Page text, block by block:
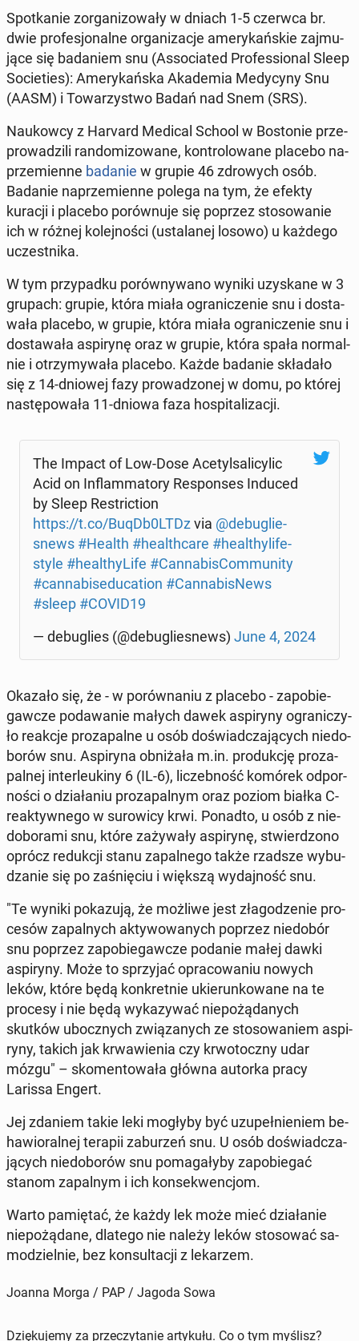
Spo­tka­nie zor­ga­ni­zo­wa­ły w dniach 1-5 czerwca br.
dwie pro­fe­sjo­nal­ne or­ga­ni­za­cje ame­ry­kań­skie zaj­mu­
ją­ce się ba­da­niem snu (As­so­cia­ted Pro­fes­sio­nal Sleep
So­cie­ties): Ame­ry­kań­ska Aka­de­mia Me­dy­cy­ny Snu
(AASM) i To­wa­rzy­stwo Badań nad Snem (SRS).
Na­ukow­cy z Harvard Medical School w Bo­sto­nie prze­
pro­wa­dzi­li ran­do­mi­zo­wa­ne, kon­tro­lo­wa­ne placebo na­
prze­mien­ne badanie w grupie 46 zdro­wych osób.
Badanie na­prze­mien­ne polega na tym, że efekty
kuracji i placebo po­rów­nu­je się poprzez sto­so­wa­nie
ich w różnej ko­lej­no­ści (usta­la­nej losowo) u każdego
uczest­ni­ka.
W tym przy­pad­ku po­rów­ny­wa­no wyniki uzy­ska­ne w 3
grupach: grupie, która miała ogra­ni­cze­nie snu i do­sta­
wa­ła placebo, w grupie, która miała ogra­ni­cze­nie snu i
do­sta­wa­ła aspi­ry­nę oraz w grupie, która spała nor­mal­
nie i otrzy­my­wa­ła placebo. Każde badanie skła­da­ło
się z 14-dniowej fazy pro­wa­dzo­nej w domu, po której
na­stę­po­wa­ła 11-dniowa faza ho­spi­ta­li­za­cji.
The Impact of Low-Dose Ace­tyl­sa­li­cy­lic
Acid on In­flam­ma­to­ry Re­spon­ses Induced
by Sleep Re­stric­tion
https://t.co/BuqDb0LTDz via @de­bu­glie­
snews #Health #he­al­th­ca­re #he­al­thy­li­fe­
sty­le #he­al­thy­Li­fe #Can­na­bi­sCom­mu­ni­ty
#can­na­bi­se­du­ca­tion #Can­na­bi­sNews
#sleep #COVID19
— de­bu­glies (@de­bu­glie­snews) June 4, 2024
Okazało się, że - w po­rów­na­niu z placebo - za­po­bie­
gaw­cze po­da­wa­nie małych dawek aspi­ry­ny ogra­ni­czy­
ło reakcje pro­za­pal­ne u osób do­świad­cza­ją­cych nie­do­
bo­rów snu. Aspi­ry­na ob­ni­ża­ła m.in. pro­duk­cję pro­za­
pal­nej in­ter­leu­ki­ny 6 (IL-6), li­czeb­ność komórek od­por­
no­ści o dzia­ła­niu pro­za­pal­nym oraz poziom białka C-
re­ak­tyw­ne­go w su­ro­wi­cy krwi. Ponadto, u osób z nie­
do­bo­ra­mi snu, które za­ży­wa­ły aspi­ry­nę, stwier­dzo­no
oprócz re­duk­cji stanu za­pal­ne­go także rzadsze wy­bu­
dza­nie się po za­śnię­ciu i większą wy­daj­ność snu.
"Te wyniki po­ka­zu­ją, że możliwe jest zła­go­dze­nie pro­
ce­sów za­pal­nych ak­ty­wo­wa­nych poprzez nie­do­bór
snu poprzez za­po­bie­gaw­cze podanie małej dawki
aspi­ry­ny. Może to sprzy­jać opra­co­wa­niu nowych
leków, które będą kon­kret­nie ukie­run­ko­wa­ne na te
procesy i nie będą wy­ka­zy­wać nie­po­żą­da­nych
skutków ubocz­nych zwią­za­nych ze sto­so­wa­niem aspi­
ry­ny, takich jak krwa­wie­nia czy krwo­tocz­ny udar
mózgu" – sko­men­to­wa­ła główna autorka pracy
Larissa Engert.
Jej zdaniem takie leki mogłyby być uzu­peł­nie­niem be­
ha­wio­ral­nej terapii za­bu­rzeń snu. U osób do­świad­cza­
ją­cych nie­do­bo­rów snu po­ma­ga­ły­by za­po­bie­gać
stanom za­pal­nym i ich kon­se­kwen­cjom.
Warto pa­mię­tać, że każdy lek może mieć dzia­ła­nie
nie­po­żą­da­ne, dlatego nie należy leków sto­so­wać sa­
mo­dziel­nie, bez kon­sul­ta­cji z le­ka­rzem.
Joanna Morga / PAP / Jagoda Sowa
Dziękujemy za przeczytanie artykułu. Co o tym myślisz?